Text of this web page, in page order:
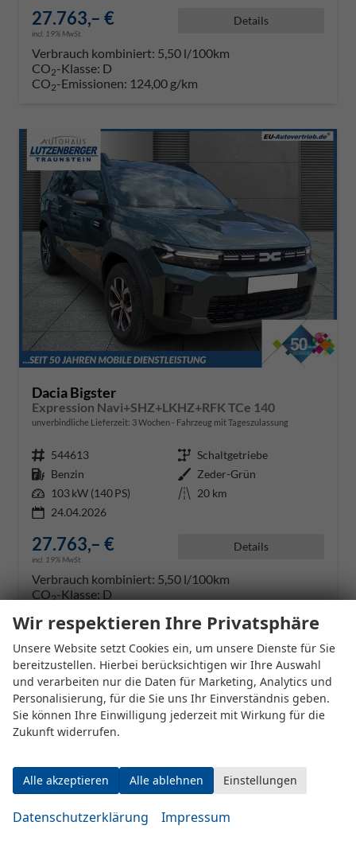
27.763,– €
incl. 19% MwSt.
Details
Verbrauch kombiniert: 5,50 l/100km
CO2-Klasse: D
CO2-Emissionen: 124,00 g/km
Dacia Bigster
Expression Navi+SHZ+LKHZ+RFK TCe 140
unverbindliche Lieferzeit: 3 Wochen Fahrzeug mit Tageszulassung
Fahrzeugnr. 544613 Getriebe Schaltgetriebe
Kraftstoff Benzin Außenfarbe Zeder-Grün
Leistung 103 kW (140 PS) Kilometerstand 20 km
24.04.2026
27.763,– €
incl. 19% MwSt.
Details
Verbrauch kombiniert: 5,50 l/100km
CO2-Klasse: D
Datensätze pro Seite:
10 20 50 100 250
Seite:
Seiten:
1 2 3 4 ...
Wir respektieren Ihre Privatsphäre
Unsere Website setzt Cookies ein, um unsere Dienste für Sie
bereitzustellen. Hierbei berücksichtigen wir Ihre Auswahl
und verarbeiten nur die Daten für Marketing, Analytics und
Personalisierung, für die Sie uns Ihr Einverständnis geben.
Sie können Ihre Einwilligung jederzeit mit Wirkung für die
Zukunft widerrufen.
Alle akzeptieren Alle ablehnen Einstellungen
Datenschutzerklärung Impressum